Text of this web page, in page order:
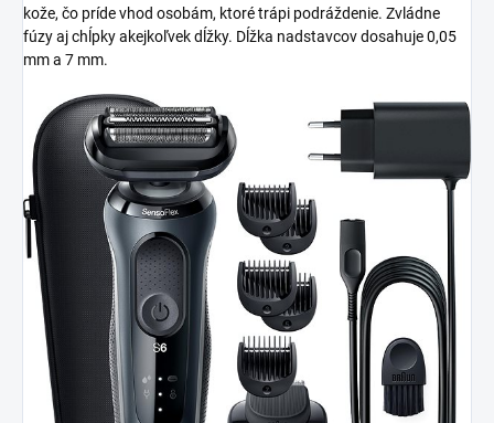
kože, čo príde vhod osobám, ktoré trápi podráždenie. Zvládne
fúzy aj chĺpky akejkoľvek dĺžky. Dĺžka nadstavcov dosahuje 0,05
mm a 7 mm.